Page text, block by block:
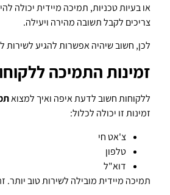
או בעיות טכניות, תמיכה מיידית יכולה
צריכים לקבל תשובה מהירה ויעילה.
לכן, חשוב שיהיה אפשרות להגיע לשירות
זמינות התמיכה
ללקוחות חשוב לדעת איפה ואיך למצוא
זמינות זו יכולה לכלול:
צ'אט חי
טלפון
דוא"ל
תמיכה מיידית מובילה לשירות טוב יותר.